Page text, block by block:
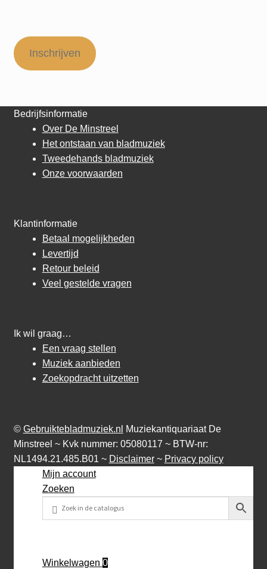
Inschrijven
Bedrijfsinformatie
Over De Minstreel
Het ontstaan van bladmuziek
Tweedehands bladmuziek
Onze voorwaarden
Klantinformatie
Betaal mogelijkheden
Levertijd
Retour beleid
Veel gestelde vragen
Ik wil graag…
Een vraag stellen
Muziek aanbieden
Zoekopdracht uitzetten
© Gebruiktebladmuziek.nl
Muziekantiquariaat De
Minstreel ~ Kvk nummer: 05080117 ~ BTW-nr:
NL1494.21.485.B01 ~ Disclaimer~ Privacy policy
Mijn account
Zoeken
Winkelwagen 0